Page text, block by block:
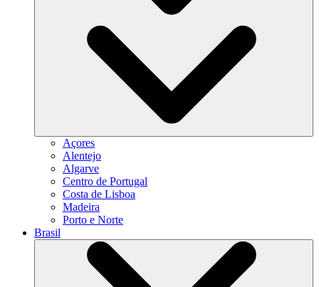
Açores
Alentejo
Algarve
Centro de Portugal
Costa de Lisboa
Madeira
Porto e Norte
Brasil